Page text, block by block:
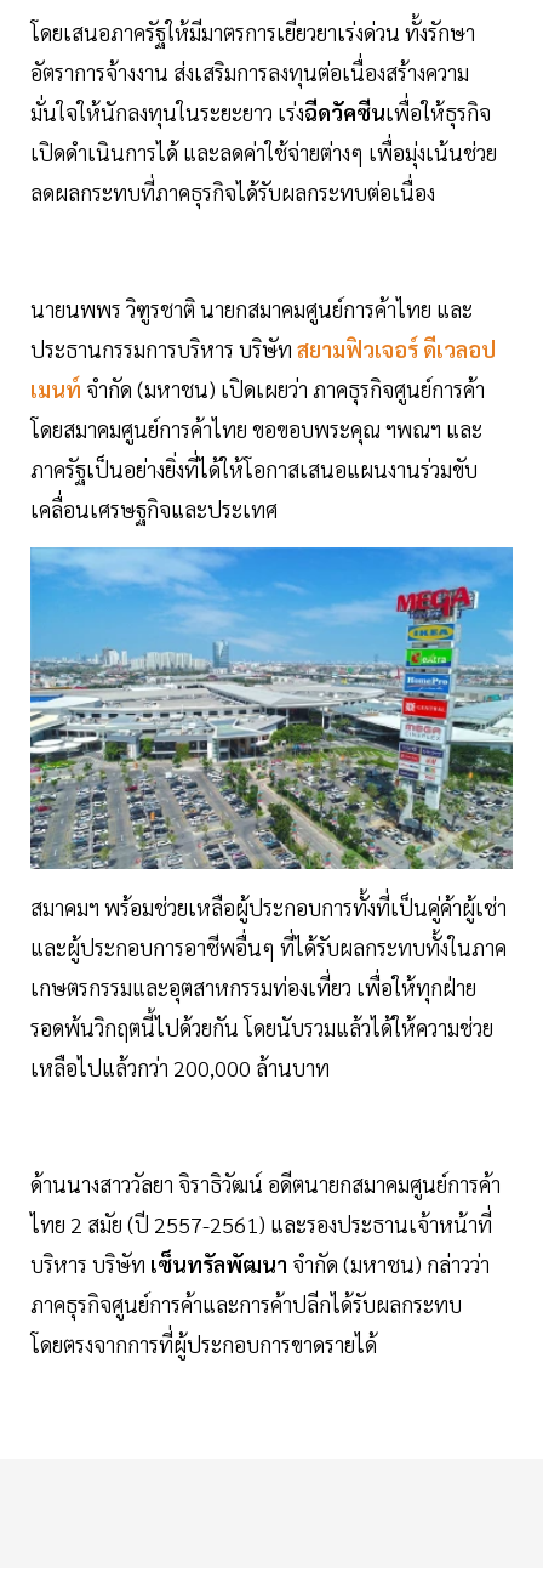
โดยเสนอภาครัฐให้มีมาตรการเยียวยาเร่งด่วน ทั้งรักษา
อัตราการจ้างงาน ส่งเสริมการลงทุนต่อเนื่องสร้างความ
มั่นใจให้นักลงทุนในระยะยาว เร่งฉีดวัคซีนเพื่อให้ธุรกิจ
เปิดดำเนินการได้ และลดค่าใช้จ่ายต่างๆ เพื่อมุ่งเน้นช่วย
ลดผลกระทบที่ภาคธุรกิจได้รับผลกระทบต่อเนื่อง
นายนพพร วิฑูรชาติ นายกสมาคมศูนย์การค้าไทย และ
ประธานกรรมการบริหาร บริษัท สยามฟิวเจอร์ ดีเวลอป
เมนท์ จำกัด (มหาชน) เปิดเผยว่า ภาคธุรกิจศูนย์การค้า
โดยสมาคมศูนย์การค้าไทย ขอขอบพระคุณ ฯพณฯ และ
ภาครัฐเป็นอย่างยิ่งที่ได้ให้โอกาสเสนอแผนงานร่วมขับ
เคลื่อนเศรษฐกิจและประเทศ
สมาคมฯ พร้อมช่วยเหลือผู้ประกอบการทั้งที่เป็นคู่ค้าผู้เช่า
และผู้ประกอบการอาชีพอื่นๆ ที่ได้รับผลกระทบทั้งในภาค
เกษตรกรรมและอุตสาหกรรมท่องเที่ยว เพื่อให้ทุกฝ่าย
รอดพ้นวิกฤตนี้ไปด้วยกัน โดยนับรวมแล้วได้ให้ความช่วย
เหลือไปแล้วกว่า 200,000 ล้านบาท
ด้านนางสาววัลยา จิราธิวัฒน์ อดีตนายกสมาคมศูนย์การค้า
ไทย 2 สมัย (ปี 2557-2561) และรองประธานเจ้าหน้าที่
บริหาร บริษัท เซ็นทรัลพัฒนา จำกัด (มหาชน) กล่าวว่า
ภาคธุรกิจศูนย์การค้าและการค้าปลีกได้รับผลกระทบ
โดยตรงจากการที่ผู้ประกอบการขาดรายได้